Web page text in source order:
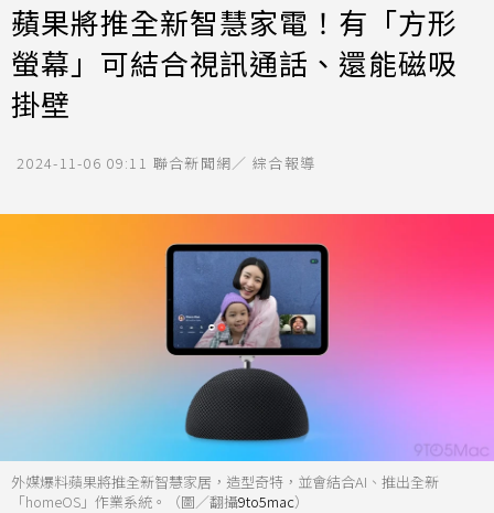
蘋果將推全新智慧家電！有「方形
螢幕」可結合視訊通話、還能磁吸
掛壁
2024-11-06 09:11 聯合新聞網／ 綜合報導
外媒爆料蘋果將推全新智慧家居，造型奇特，並會結合AI、推出全新
「homeOS」作業系統。（圖／翻攝9to5mac）